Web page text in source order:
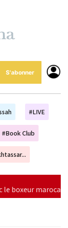
S'abonner
#LIVE
#Book Club
Vague de